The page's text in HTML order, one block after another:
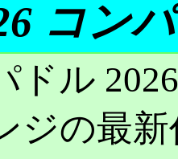
コン
ドル
ジの最